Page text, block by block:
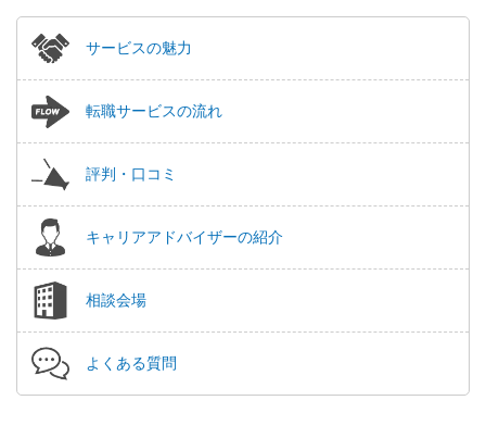
サービスの魅力
転職サービスの流れ
評判・口コミ
キャリアアドバイザーの紹介
相談会場
よくある質問